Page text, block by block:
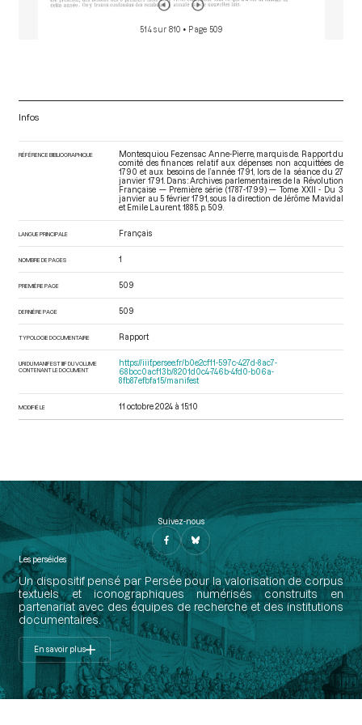
514 sur 810 • Page 509
Infos
RÉFÉRENCE BIBLIOGRAPHIQUE
Montesquiou Fezensac Anne-Pierre, marquis de. Rapport du
comité des finances relatif aux dépenses non acquittées de
1790 et aux besoins de l’année 1791, lors de la séance du 27
janvier 1791. Dans : Archives parlementaires de la Révolution
Française — Première série (1787-1799) — Tome XXII - Du 3
janvier au 5 février 1791 , sous la direction de Jérôme Mavidal
et Emile Laurent. 1885. p. 509.
LANGUE PRINCIPALE Français
NOMBRE DE PAGES 1
PREMIÈRE PAGE 509
DERNIÈRE PAGE 509
TYPOLOGIE DOCUMENTAIRE Rapport
URI DU MANIFEST IIIF DU VOLUME
CONTENANT LE DOCUMENT
https://iiif.persee.fr/b0e2cf11-597c-427d-8ac7-
68bcc0acf13b/8201d0c4-746b-4fd0-b06a-
8fb87efbfa15/manifest
MODIFIÉ LE 11 octobre 2024 à 15:10
Suivez-nous
Les perséides
Un dispositif pensé par Persée pour la valorisation de corpus
textuels et iconographiques numérisés construits en
partenariat avec des équipes de recherche et des institutions
documentaires.
En savoir plus